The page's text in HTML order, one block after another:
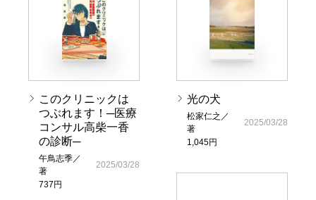
このクリニックは
つぶれます！─医療
コンサル高柴一香
の診断─
午鳥志季／
著
737円
2025/03/28
光の犬
松家仁之／
著
1,045円
2025/03/28